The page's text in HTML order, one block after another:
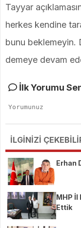
Tayyar
herkes kendine
bunu beklemeyin.
demeye devam
İlk Yorumu
İLGİNİZİ
Erhan
MHP İl
Ettik